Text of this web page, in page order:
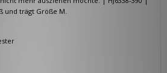
und trägt Größe M.